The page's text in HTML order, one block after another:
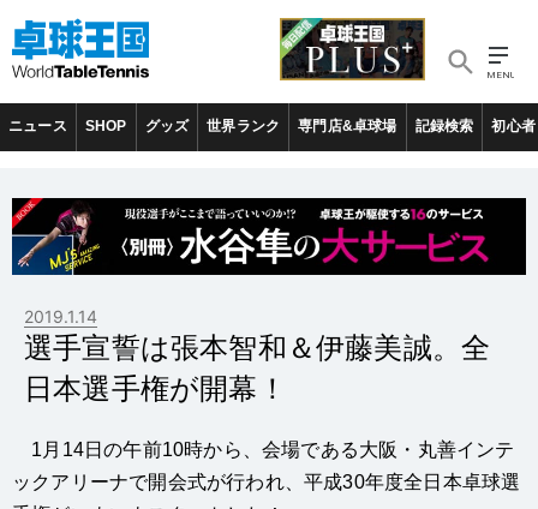
ニュース SHOP グッズ 世界ランク 専門店&卓球場 記録検索 初心者
2019.1.14
選手宣誓は張本智和＆伊藤美誠。全
日本選手権が開幕！
1月14日の午前10時から、会場である大阪・丸善インテ
ックアリーナで開会式が行われ、平成30年度全日本卓球選